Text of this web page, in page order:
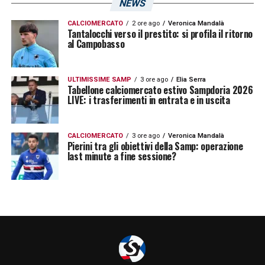
l’Italia, che ne ha vinti quattro, mi fa un
effetto anche peggiore».
CRISI CALCIO ITALIANO–«Non è colpa dei
vari commissari tecnici che si sono
avvicendati sulla panchina azzurra, c’è
proprio un modus operandi da cambiare. C’è
da rivedere tutto il sistema. Se non si torna
subito a lavorare nei settori giovanili come si
UNDER AZZURRE–«Sì ma agli step
successivi emergono le criticità, non può
essere solo casualità se per tre volte di fila
NEWS
CALCIOMERCATO 2 ore ago Veronica Mandalà
Tantalocchi verso il prestito: si profila il ritorno
al Campobasso
ULTIMISSIME SAMP 3 ore ago Elia Serra
Tabellone calciomercato estivo Sampdoria 2026
LIVE: i trasferimenti in entrata e in uscita
CALCIOMERCATO 3 ore ago Veronica Mandalà
Pierini tra gli obiettivi della Samp: operazione
last minute a fine sessione?